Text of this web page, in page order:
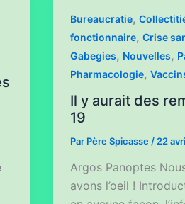
Bureaucratie,
fonctionnaire,Crise
Gabegies, Nouvelles,
Pharmacologie,
Il y aurait des
19
Par Père Spicasse / 22
Argos Panoptes
avons l’oeil !